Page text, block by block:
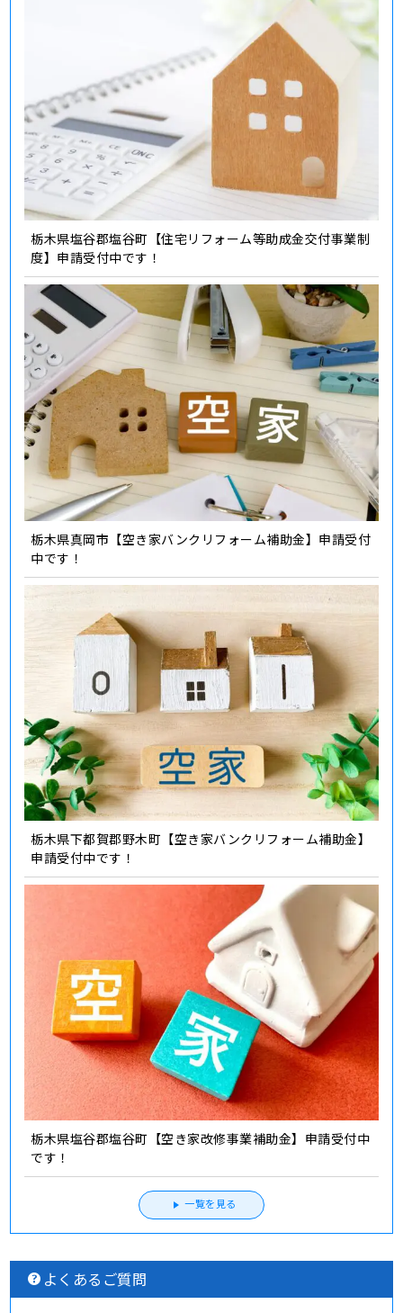
栃木県塩谷郡塩谷町【住宅リフォーム等助成金交付事業制
度】申請受付中です！
栃木県真岡市【空き家バンクリフォーム補助金】申請受付
中です！
栃木県下都賀郡野木町【空き家バンクリフォーム補助金】
申請受付中です！
栃木県塩谷郡塩谷町【空き家改修事業補助金】申請受付中
です！
一覧を見る
よくあるご質問